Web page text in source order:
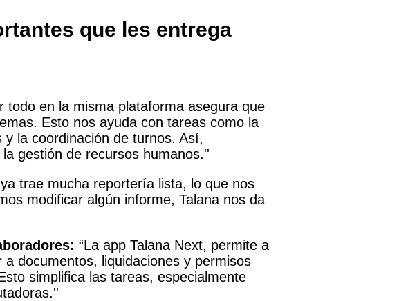
que les entrega
todo en la misma plataforma asegura que
Esto nos ayuda con tareas como la
la coordinación de turnos. Así,
gestión de recursos humanos.''
trae mucha reportería lista, lo que nos
modificar algún informe, Talana nos da
“La app Talana Next, permite a
documentos, liquidaciones y permisos
simplifica las tareas, especialmente